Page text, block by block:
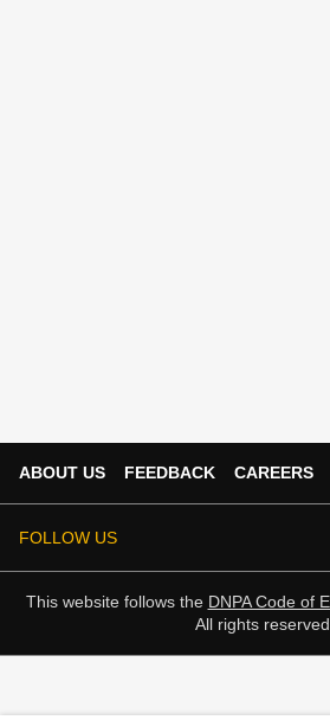
ABOUT US FEEDBACK CAREERS
FOLLOW US
This website follows the DNPA Code of
All rights reserved.